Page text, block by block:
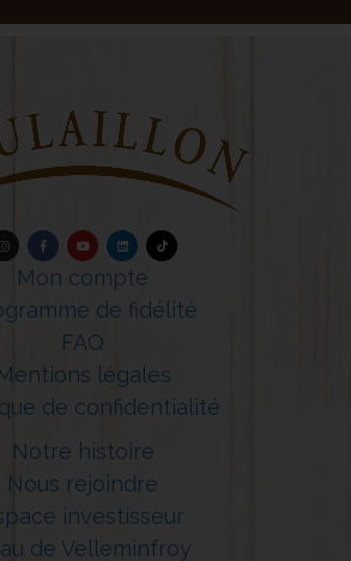
Mon compte
de fidélité
FAQ
légales
de confidentialité
Notre histoire
Nous rejoindre
investisseur
de Velleminfroy